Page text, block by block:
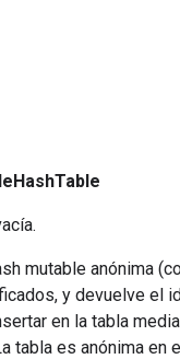
mutable anónima
y devuelve el
en la tabla
tabla es anónima